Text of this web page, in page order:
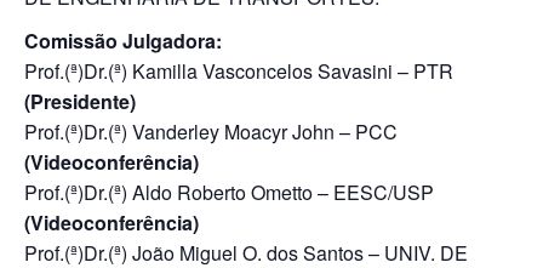
Comissão Julgadora:
Prof.(ª)Dr.(ª) Kamilla Vasconcelos Savasini – PTR
(Presidente)
Prof.(ª)Dr.(ª) Vanderley Moacyr John – PCC
(Videoconferência)
Prof.(ª)Dr.(ª) Aldo Roberto Ometto – EESC/USP
(Videoconferência)
Prof.(ª)Dr.(ª) João Miguel O. dos Santos – UNIV. DE